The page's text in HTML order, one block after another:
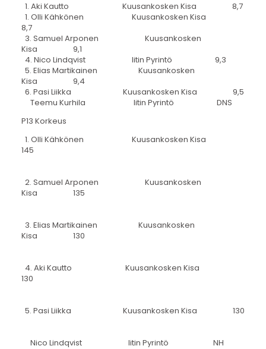
1. Aki Kautto Kuusankosken Kisa 8,7
1. Olli Kähkönen Kuusankosken Kisa
8,7
3. Samuel Arponen Kuusankosken
Kisa 9,1
4. Nico Lindqvist Iitin Pyrintö 9,3
5. Elias Martikainen Kuusankosken
Kisa 9,4
6. Pasi Liikka Kuusankosken Kisa 9,5
Teemu Kurhila Iitin Pyrintö DNS
P13 Korkeus
1. Olli Kähkönen Kuusankosken Kisa
145
2. Samuel Arponen Kuusankosken
Kisa 135
3. Elias Martikainen Kuusankosken
Kisa 130
4. Aki Kautto Kuusankosken Kisa
130
5. Pasi Liikka Kuusankosken Kisa 130
Nico Lindqvist Iitin Pyrintö NH